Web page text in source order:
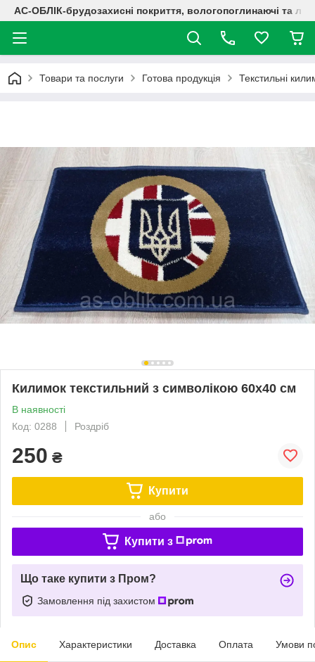
АС-ОБЛІК-брудозахисні покриття, вологопоглинаючі та
Товари та послуги Готова продукція Текстильні
Килимок текстильний з символікою 60х40 см
В наявності
Код: 0288
Роздріб
250 ₴
Купити
або
Купити з
Що таке купити з Пром?
Замовлення під захистом
Опис Характеристики Доставка Оплата Умови